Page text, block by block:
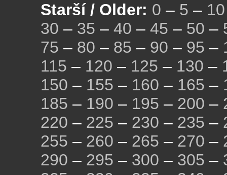
Starší / Older: 0 – 5 – 10
30 – 35 – 40 – 45 – 50 –
75 – 80 – 85 – 90 – 95 –
115 – 120 – 125 – 130 –
150 – 155 – 160 – 165 –
185 – 190 – 195 – 200 –
220 – 225 – 230 – 235 –
255 – 260 – 265 – 270 –
290 – 295 – 300 – 305 –